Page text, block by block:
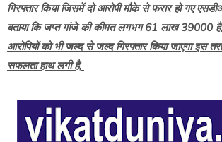
गिरफ्तार किया जिसमें दो आरोपी मौके से फरार हो गए
बताया कि जप्त गांजे की कीमत लगभग 61 लाख 39000
आरोपियों को भी जल्द से जल्द गिरफ्तार किया जाएगा इस
सफलता हाथ लगी है,